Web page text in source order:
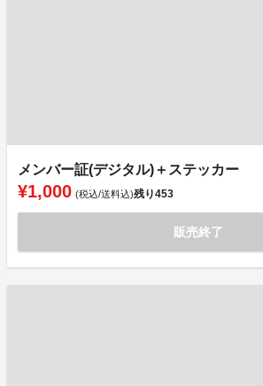
メンバー証(デジタル)＋ステッカー
¥1,000 (税込/送料込)残り453
販売終了